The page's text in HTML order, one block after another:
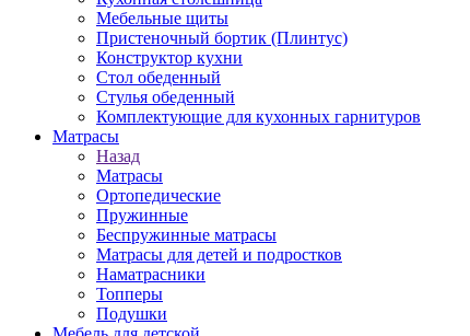
Мебельные щиты
Пристеночный бортик (Плинтус)
Конструктор кухни
Стол обеденный
Стулья обеденный
Комплектующие для кухонных гарнитуров
Матраcы
Назад
Матраcы
Ортопедические
Пружинные
Беспружинные матрасы
Матрасы для детей и подростков
Наматрасники
Топперы
Подушки